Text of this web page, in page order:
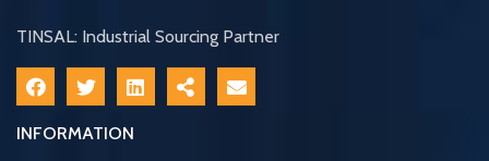
TINSAL: Industrial Sourcing Partner
INFORMATION